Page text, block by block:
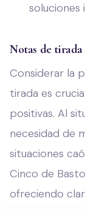
soluciones
Notas de
Considerar la
tirada es
positivas. Al
necesidad de
situaciones
Cinco de
ofreciendo